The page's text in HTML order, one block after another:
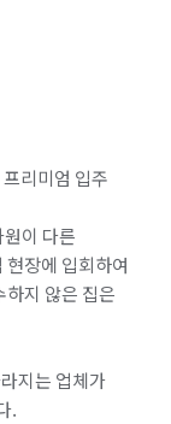
리미엄 입주
이 다른
장에 입회하여
지 않은 집은
지는 업체가
.